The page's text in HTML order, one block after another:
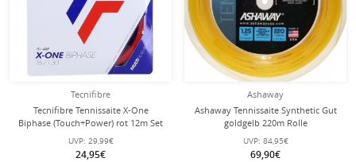
Tecnifibre
Tecnifibre Tennissaite X-One
Biphase (Touch+Power) rot 12m Set
UVP: 29,99€
24,95€
Ashaway
Ashaway Tennissaite Synthetic Gut
goldgelb 220m Rolle
UVP: 84,95€
69,90€